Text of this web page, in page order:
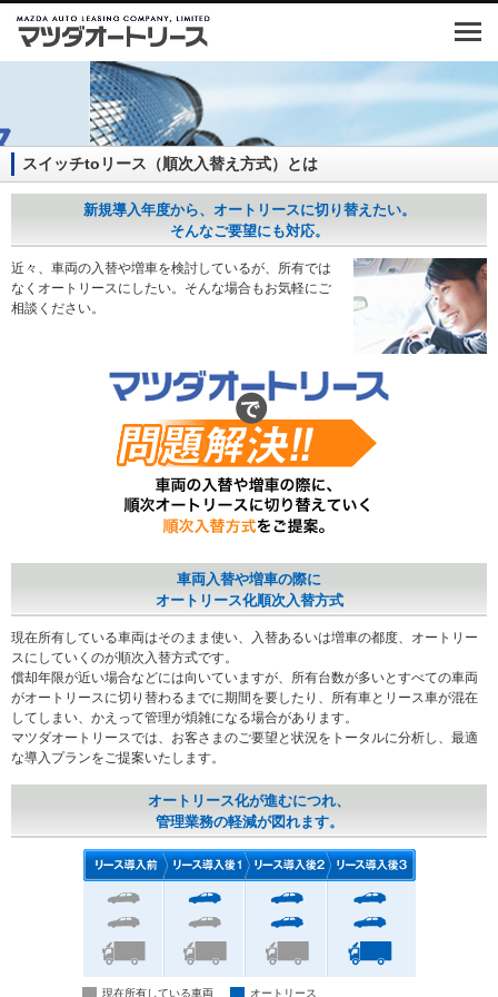
はじめての方へ
オートリース
マイカーリース
[個人のお客様]
お問い合わせ
スイッチtoリース（順次入替え方式）とは
新規導入年度から、オートリースに切り替えたい。
そんなご要望にも対応。
近々、車両の入替や増車を検討しているが、所有では
なくオートリースにしたい。そんな場合もお気軽にご
相談ください。
車両入替や増車の際に
オートリース化順次入替方式
現在所有している車両はそのまま使い、入替あるいは増車の都度、オートリー
スにしていくのが順次入替方式です。
償却年限が近い場合などには向いていますが、所有台数が多いとすべての車両
がオートリースに切り替わるまでに期間を要したり、所有車とリース車が混在
してしまい、かえって管理が煩雑になる場合があります。
マツダオートリースでは、お客さまのご要望と状況をトータルに分析し、最適
な導入プランをご提案いたします。
オートリース化が進むにつれ、
管理業務の軽減が図れます。
現在所有している車両 オートリース